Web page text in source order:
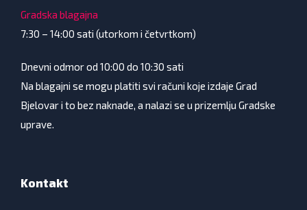
Gradska blagajna
7:30 – 14:00 sati (utorkom i četvrtkom)
Dnevni odmor od 10:00 do 10:30 sati
Na blagajni se mogu platiti svi računi koje izdaje Grad
Bjelovar i to bez naknade, a nalazi se u prizemlju Gradske
uprave.
Kontakt